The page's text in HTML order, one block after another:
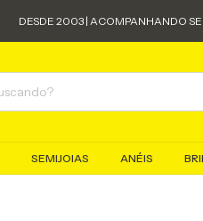
DESDE 2003 | ACOMPANHANDO
SEMIJOIAS ANÉIS